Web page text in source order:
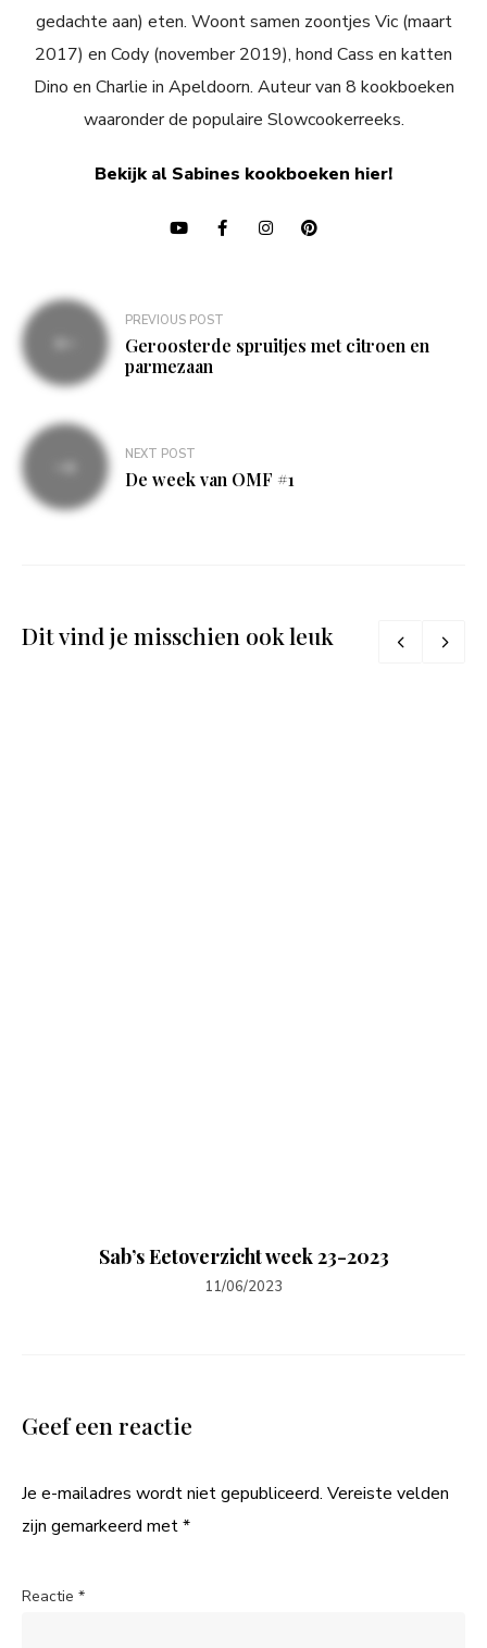
gedachte aan) eten. Woont samen zoontjes Vic (maart
2017) en Cody (november 2019), hond Cass en katten
Dino en Charlie in Apeldoorn. Auteur van 8 kookboeken
waaronder de populaire Slowcookerreeks.
Bekijk al Sabines kookboeken hier!
Bericht
navigatie
PREVIOUS POST
Geroosterde spruitjes met citroen en
parmezaan
NEXT POST
De week van OMF #1
Dit vind je misschien ook leuk
Sab’s Eetoverzicht week 23-2023
11/06/2023
Geef een reactie
Je e-mailadres wordt niet gepubliceerd. Vereiste velden
zijn gemarkeerd met*
Reactie *